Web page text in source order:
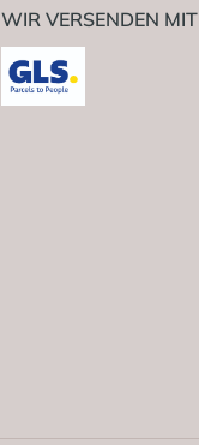
WIR VERSENDEN MIT